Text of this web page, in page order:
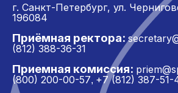
г. Санкт-Петербург, ул.
196084
Приёмная ректора:
(812) 388-36-31
Приемная комиссия:
(800) 200-00-57, +7 (812) 387-51-